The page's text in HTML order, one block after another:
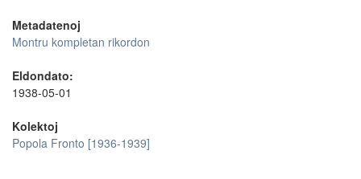
Metadatenoj
Montru kompletan rikordon
Eldondato:
1938-05-01
Kolektoj
Popola Fronto [1936-1939]